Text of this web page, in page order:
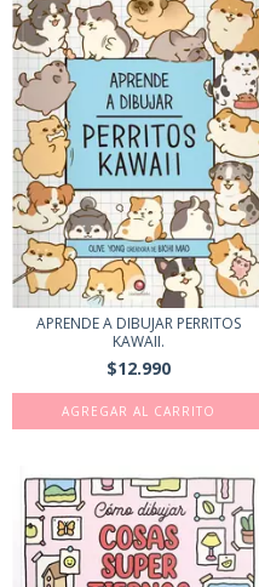
APRENDE A DIBUJAR PERRITOS
KAWAII.
$12.990